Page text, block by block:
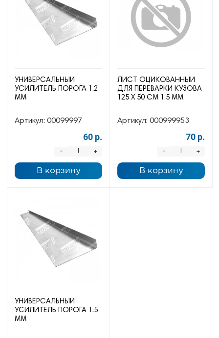
УНИВЕРСАЛЬНЫЙ
УСИЛИТЕЛЬ ПОРОГА 1.2
ММ
Артикул: 00099997
60 р.
+
-
В корзину
ЛИСТ ОЦИКОВАННЫЙ
ДЛЯ ПЕРЕВАРКИ КУЗОВА
125 Х 50 СМ 1.5 ММ
Артикул: 000999953
70 р.
+
-
В корзину
УНИВЕРСАЛЬНЫЙ
УСИЛИТЕЛЬ ПОРОГА 1.5
ММ